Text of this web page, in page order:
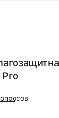
Pro